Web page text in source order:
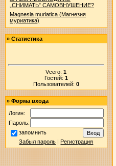
„СНИМАТЬ” САМОВНУШЕНИЕ?
Magnesia muriatica (Магнезия
муриатика)
» Статистика
Vсего:1
Гостей: 1
Пользователей: 0
» Форма входа
Логин:
Пароль:
запомнить
Забыл пароль |Регистрация